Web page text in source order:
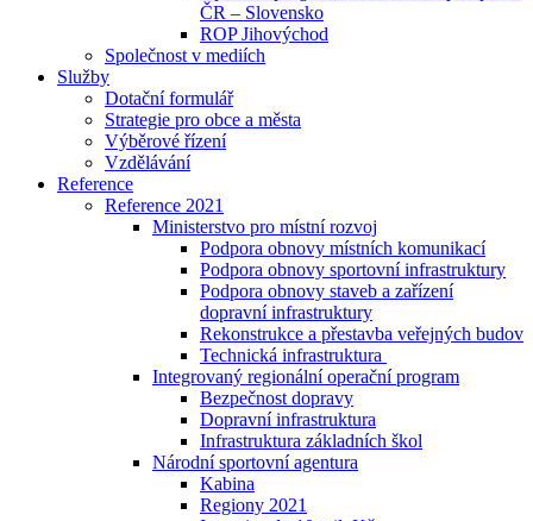
ČR – Slovensko
ROP Jihovýchod
Společnost v mediích
Služby
Dotační formulář
Strategie pro obce a města
Výběrové řízení
Vzdělávání
Reference
Reference 2021
Ministerstvo pro místní rozvoj
Podpora obnovy místních komunikací
Podpora obnovy sportovní infrastruktury
Podpora obnovy staveb a zařízení
dopravní infrastruktury
Rekonstrukce a přestavba veřejných budov
Technická infrastruktura
Integrovaný regionální operační program
Bezpečnost dopravy
Dopravní infrastruktura
Infrastruktura základních škol
Národní sportovní agentura
Kabina
Regiony 2021